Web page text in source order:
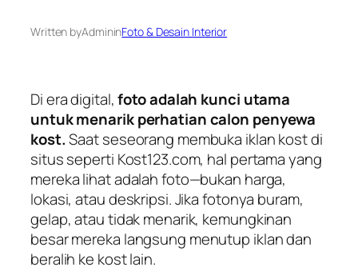
Written byAdmininFoto & Desain Interior
Di era digital,foto adalah kunci utama
untuk menarik perhatian calon penyewa
kost.Saat seseorang membuka iklan kost di
situs seperti Kost123.com, hal pertama yang
mereka lihat adalah foto—bukan harga,
lokasi, atau deskripsi. Jika fotonya buram,
gelap, atau tidak menarik, kemungkinan
besar mereka langsung menutup iklan dan
beralih ke kost lain.